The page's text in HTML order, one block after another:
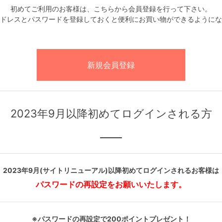
初めてご利用のお客様は、こちらから会員登録を行って下さい。
レスとパスワードを登録しておくと便利にお買い物ができるように
2023年9月以降初めてログインされる方
2023年9月(サイトリニューアル)以降初めてログインされるお客様は
パスワードの再設定をお願いいたします。
※パスワードの再設定で200ポイントプレゼント！